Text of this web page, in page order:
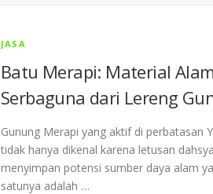
JASA
Batu Merapi: Material
Serbaguna dari Lereng
Gunung Merapi yang aktif di perbatasan
tidak hanya dikenal karena letusan
menyimpan potensi sumber daya alam
satunya adalah …